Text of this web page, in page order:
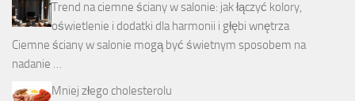
Trend na ciemne ściany w salonie: jak łączyć kolory,
oświetlenie i dodatki dla harmonii i głębi wnętrza
Ciemne ściany w salonie mogą być świetnym sposobem na
nadanie …
Mniej złego cholesterolu